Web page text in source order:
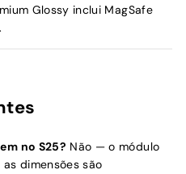
Glossy inclui MagSafe
no S25? Não — o módulo
dimensões são